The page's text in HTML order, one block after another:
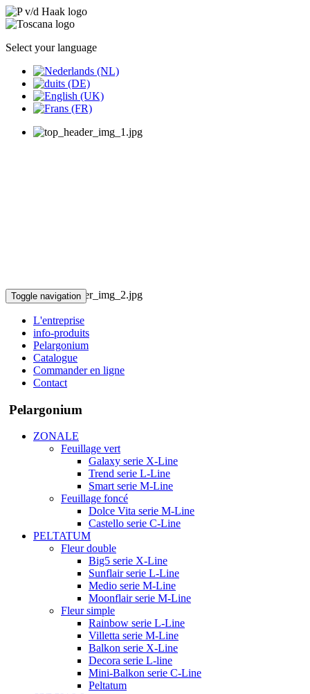
Select your language
Toggle navigation
L'entreprise
info-produits
Pelargonium
Catalogue
Commander en ligne
Contact
Pelargonium
ZONALE
Feuillage vert
Galaxy serie X-Line
Trend serie L-Line
Smart serie M-Line
Feuillage foncé
Dolce Vita serie M-Line
Castello serie C-Line
PELTATUM
Fleur double
Big5 serie X-Line
Sunflair serie L-Line
Medio serie M-Line
Moonflair serie M-Line
Fleur simple
Rainbow serie L-Line
Villetta serie M-Line
Balkon serie X-Line
Decora serie L-line
Mini-Balkon serie C-Line
Peltatum